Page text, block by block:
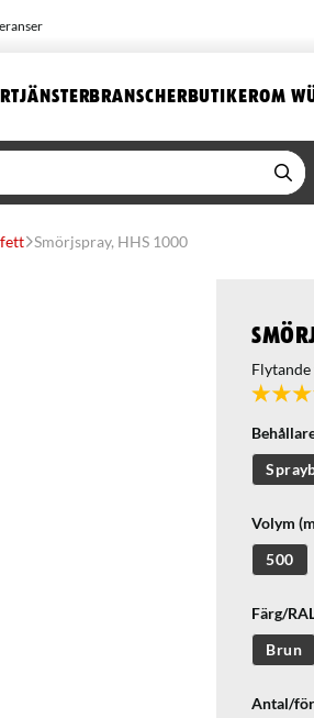
TJÄNSTERBRANSCHERBUTIKEROM
Smörjspray, HHS 1000
Volym
500
Färg/
Brun
Antal/